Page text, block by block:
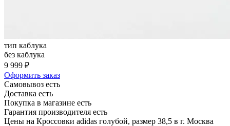
тип каблука
без каблука
9 999 ₽
Оформить заказ
Самовывоз есть
Доставка есть
Покупка в магазине есть
Гарантия производителя есть
Цены на Кроссовки adidas голубой, размер 38,5 в г. Москва